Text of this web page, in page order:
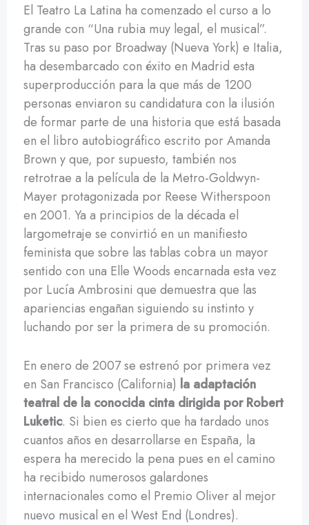
El Teatro La Latina ha comenzado el curso a lo
grande con “Una rubia muy legal, el musical”.
Tras su paso por Broadway (Nueva York) e Italia,
ha desembarcado con éxito en Madrid esta
superproducción para la que más de 1200
personas enviaron su candidatura con la ilusión
de formar parte de una historia que está basada
en el libro autobiográfico escrito por Amanda
Brown y que, por supuesto, también nos
retrotrae a la película de la Metro-Goldwyn-
Mayer protagonizada por Reese Witherspoon
en 2001. Ya a principios de la década el
largometraje se convirtió en un manifiesto
feminista que sobre las tablas cobra un mayor
sentido con una Elle Woods encarnada esta vez
por Lucía Ambrosini que demuestra que las
apariencias engañan siguiendo su instinto y
luchando por ser la primera de su promoción.
En enero de 2007 se estrenó por primera vez
en San Francisco (California) la adaptación
teatral de la conocida cinta dirigida por Robert
Luketic. Si bien es cierto que ha tardado unos
cuantos años en desarrollarse en España, la
espera ha merecido la pena pues en el camino
ha recibido numerosos galardones
internacionales como el Premio Oliver al mejor
nuevo musical en el West End (Londres).